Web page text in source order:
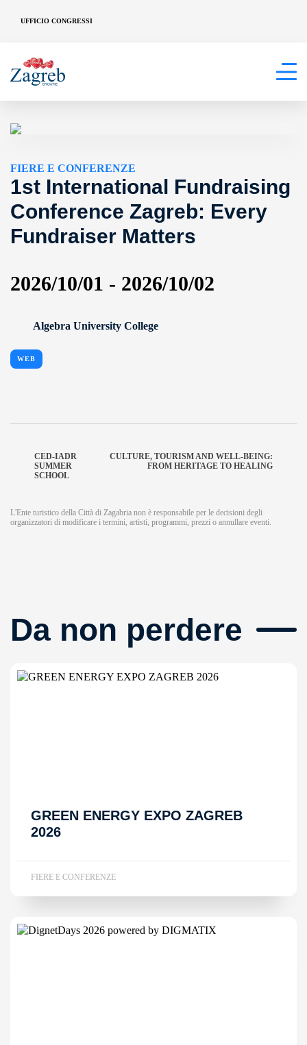
UFFICIO CONGRESSI
FIERE E CONFERENZE
1st International Fundraising
Conference Zagreb: Every
Fundraiser Matters
2026/10/01 - 2026/10/02
Algebra University College
WEB
CED-IADR
SUMMER
SCHOOL
CULTURE, TOURISM AND WELL-BEING:
FROM HERITAGE TO HEALING
L'Ente turistico della Città di Zagabria non è responsabile per le decisioni degli
organizzatori di modificare i termini, artisti, programmi, prezzi o annullare eventi.
Da non perdere
GREEN ENERGY EXPO ZAGREB
2026
FIERE E CONFERENZE